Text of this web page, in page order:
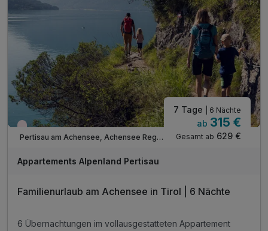
Tipp: Abenteuerpark Achensee
Tipp: Atoll Achensee - Freizeitzentrum
ACHTUNG: Endreinigung & OT nicht inkludiert**
ACHTUNG: Aufpreis 3te & 4te Person*
Wieder frei ab September
Pertisau am Achensee, Achensee Region
7 Tage | 6 Nächte
ab 315 €
Gesamt ab 629 €
Appartements Alpenland Pertisau
Familienurlaub am Achensee in Tirol | 6 Nächte
6 Übernachtungen im vollausgestatteten Appartement